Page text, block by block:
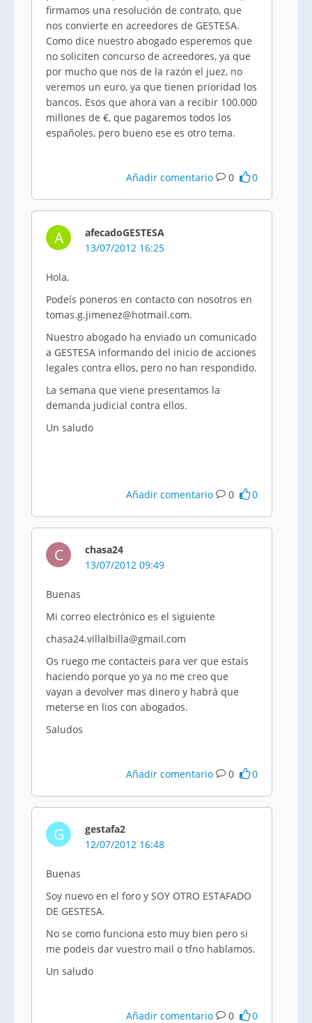
firmamos una resolución de contrato, que
nos convierte en acreedores de GESTESA.
Como dice nuestro abogado esperemos que
no soliciten concurso de acreedores, ya que
por mucho que nos de la razón el juez, no
veremos un euro, ya que tienen prioridad los
bancos. Esos que ahora van a recibir 100.000
millones de €, que pagaremos todos los
españoles, pero bueno ese es otro tema.
Añadir comentario 0 0
A
afecadoGESTESA
13/07/2012 16:25
Hola,
Podeís poneros en contacto con nosotros en
tomas.g.jimenez@hotmail.com.
Nuestro abogado ha enviado un comunicado
a GESTESA informando del inicio de acciones
legales contra ellos, pero no han respondido.
La semana que viene presentamos la
demanda judicial contra ellos.
Un saludo
Añadir comentario 0 0
C
chasa24
13/07/2012 09:49
Buenas
Mi correo electrónico es el siguiente
chasa24.villalbilla@gmail.com
Os ruego me contacteis para ver que estais
haciendo porque yo ya no me creo que
vayan a devolver mas dinero y habrá que
meterse en lios con abogados.
Saludos
Añadir comentario 0 0
G
gestafa2
12/07/2012 16:48
Buenas
Soy nuevo en el foro y SOY OTRO ESTAFADO
DE GESTESA.
No se como funciona esto muy bien pero si
me podeis dar vuestro mail o tfno hablamos.
Un saludo
Añadir comentario 0 0